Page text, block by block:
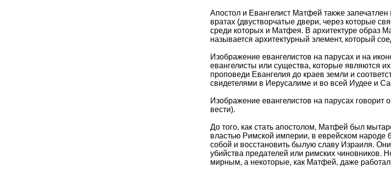
Апостол и Евангелист Матфей также
вратах (двустворчатые двери, через которые
среди которых и Матфея. В архитектуре образ
называется архитектурный элемент, который
Изображение евангелистов на парусах и на
евангелисты или существа, которые являются
проповеди Евангелия до краев земли и
свидетелями в Иерусалиме и во всей Иудее и
Изображение евангелистов на парусах говорит
вести).
До того, как стать апостолом, Матфей был
властью Римской империи, в еврейском народе
собой и восстановить былую славу Израиля.
убийства предателей или римских чиновников.
мирным, а некоторые, как Матфей, даже